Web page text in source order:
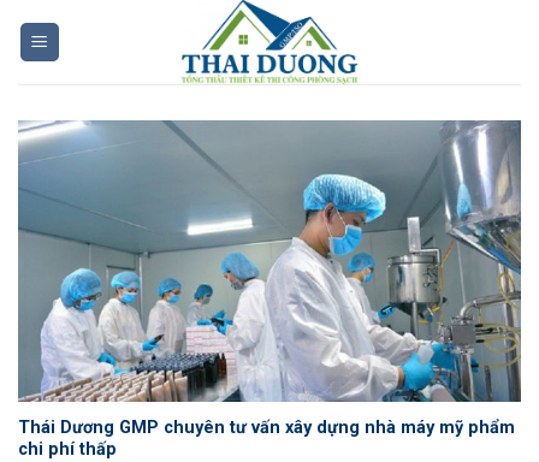
Thái Dương GMP chuyên tư vấn xây dựng nhà máy mỹ phẩm
chi phí thấp